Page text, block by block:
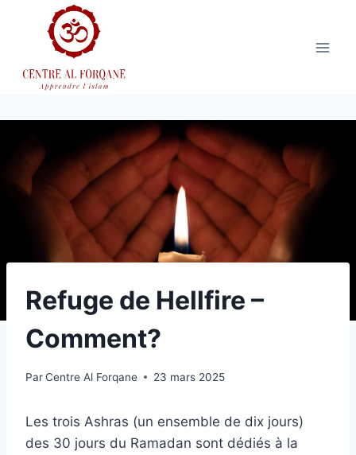
Refuge de Hellfire –
Comment?
ParCentre Al Forqane 23 mars 2025
Les trois Ashras (un ensemble de dix jours)
des 30 jours du Ramadan sont dédiés à la